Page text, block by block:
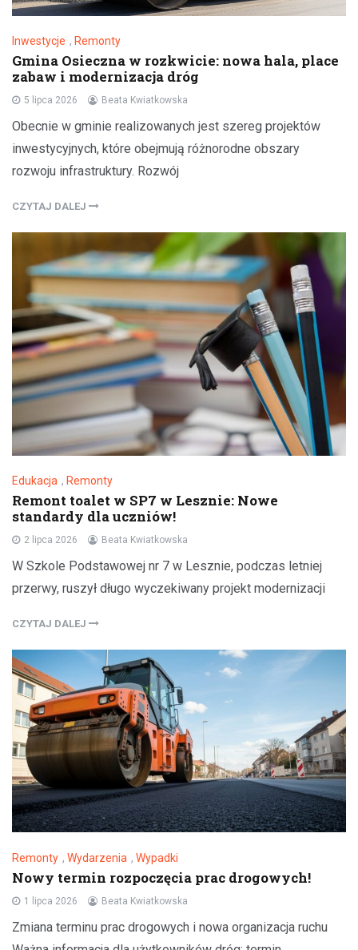
Inwestycje , Remonty
Gmina Osieczna w rozkwicie: nowa hala, place
zabaw i modernizacja dróg
5 lipca 2026 Beata Kwiatkowska
Obecnie w gminie realizowanych jest szereg projektów
inwestycyjnych, które obejmują różnorodne obszary
rozwoju infrastruktury. Rozwój
CZYTAJ DALEJ
Edukacja , Remonty
Remont toalet w SP7 w Lesznie: Nowe
standardy dla uczniów!
2 lipca 2026 Beata Kwiatkowska
W Szkole Podstawowej nr 7 w Lesznie, podczas letniej
przerwy, ruszył długo wyczekiwany projekt modernizacji
CZYTAJ DALEJ
Remonty , Wydarzenia , Wypadki
Nowy termin rozpoczęcia prac drogowych!
1 lipca 2026 Beata Kwiatkowska
Zmiana terminu prac drogowych i nowa organizacja ruchu